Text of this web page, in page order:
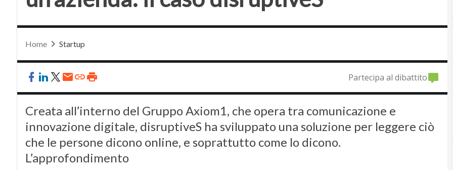
Home Startup
Partecipa al dibattito
Creata all’interno del Gruppo Axiom1, che opera tra comunicazione e
innovazione digitale, disruptiveS ha sviluppato una soluzione per leggere ciò
che le persone dicono online, e soprattutto come lo dicono.
L’approfondimento